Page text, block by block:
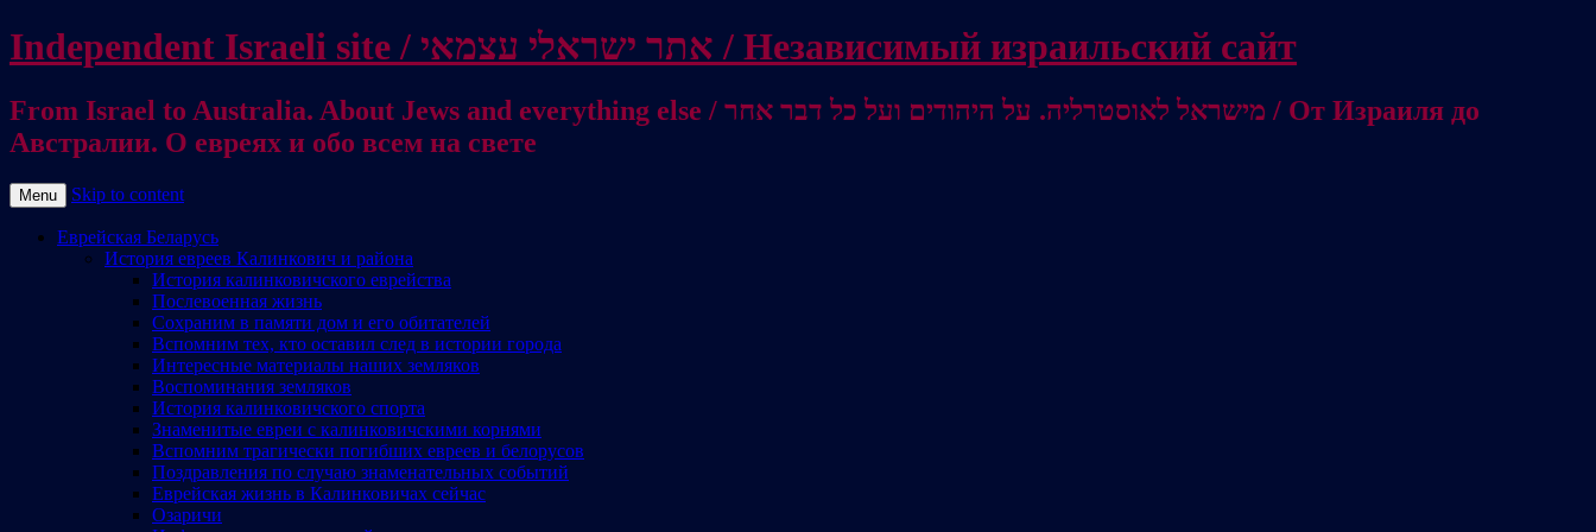
Independent Israeli site / אתר ישראלי עצמאי / Независимый израильский сайт
From Israel to Australia. About Jews and everything else / מישראל לאוסטרליה. על היהודים ועל כל דבר אחר / От Израиля до
Австралии. О евреях и обо всем на свете
Menu Skip to content
Еврейская Беларусь
История евреев Калинкович и района
История калинковичского еврейства
Послевоенная жизнь
Сохраним в памяти дом и его обитателей
Вспомним тех, кто оставил след в истории города
Интересные материалы наших земляков
Воспоминания земляков
История калинковичского спорта
Знаменитые евреи с калинковичскими корнями
Вспомним трагически погибших евреев и белорусов
Поздравления по случаю знаменательных событий
Еврейская жизнь в Калинковичах сейчас
Озаричи